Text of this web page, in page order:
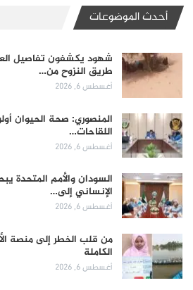
أحدث الموضوعات
طريق النزوح من…
أغسطس 6, 2026
المنصوري: صحة الحيوان
اللقاحات…
أغسطس 6, 2026
السودان والأمم المتحدة
الإنساني إلى…
أغسطس 6, 2026
من قلب الخطر إلى منصة
الكاملة
أغسطس 6, 2026